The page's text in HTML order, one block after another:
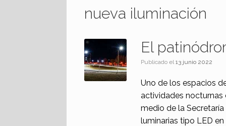
nueva iluminación
El
Publicado el13 junio 2022
Uno de los espacios
actividades nocturnas
medio de la
luminarias tipo LED